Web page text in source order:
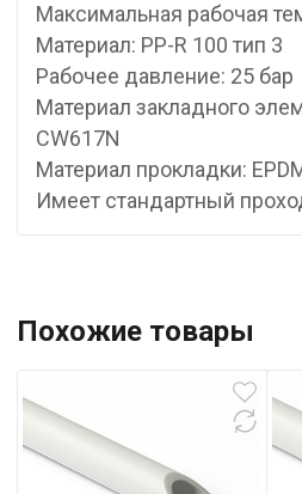
Максимальная рабочая
Материал: PP-R 100 тип 3
Рабочее давление: 25 бар
Материал закладного
CW617N
Материал прокладки:
Имеет стандартный
Похожие товары